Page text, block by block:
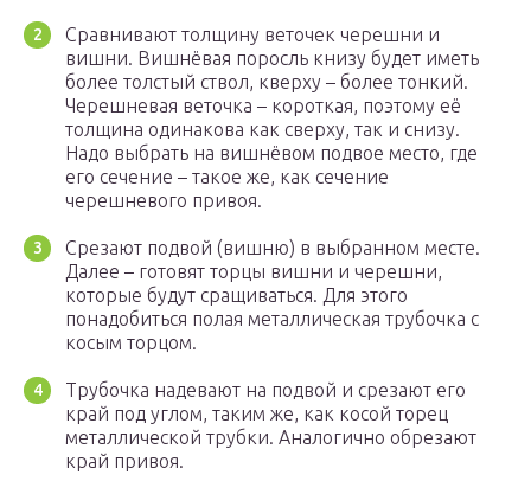
Сравнивают толщину веточек черешни и
вишни. Вишнёвая поросль книзу будет иметь
более толстый ствол, кверху – более тонкий.
Черешневая веточка – короткая, поэтому её
толщина одинакова как сверху, так и снизу.
Надо выбрать на вишнёвом подвое место, где
его сечение – такое же, как сечение
черешневого привоя.
Срезают подвой (вишню) в выбранном месте.
Далее – готовят торцы вишни и черешни,
которые будут сращиваться. Для этого
понадобиться полая металлическая трубочка с
косым торцом.
Трубочка надевают на подвой и срезают его
край под углом, таким же, как косой торец
металлической трубки. Аналогично обрезают
край привоя.